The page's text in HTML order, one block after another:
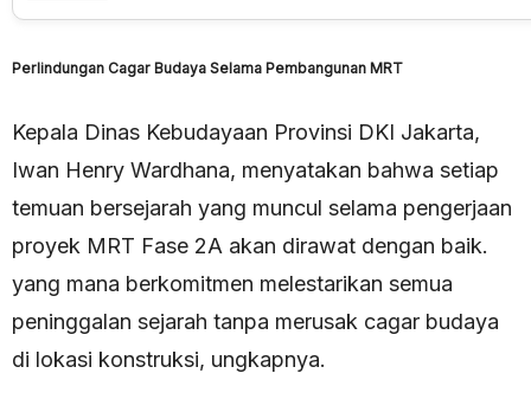
Perlindungan Cagar Budaya Selama Pembangunan MRT
Kepala Dinas Kebudayaan Provinsi DKI Jakarta,
Iwan Henry Wardhana, menyatakan bahwa setiap
temuan bersejarah yang muncul selama pengerjaan
proyek MRT Fase 2A akan dirawat dengan baik.
yang mana berkomitmen melestarikan semua
peninggalan sejarah tanpa merusak cagar budaya
di lokasi konstruksi, ungkapnya.